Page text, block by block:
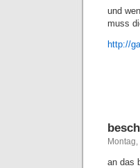
und
muss
http://
an das